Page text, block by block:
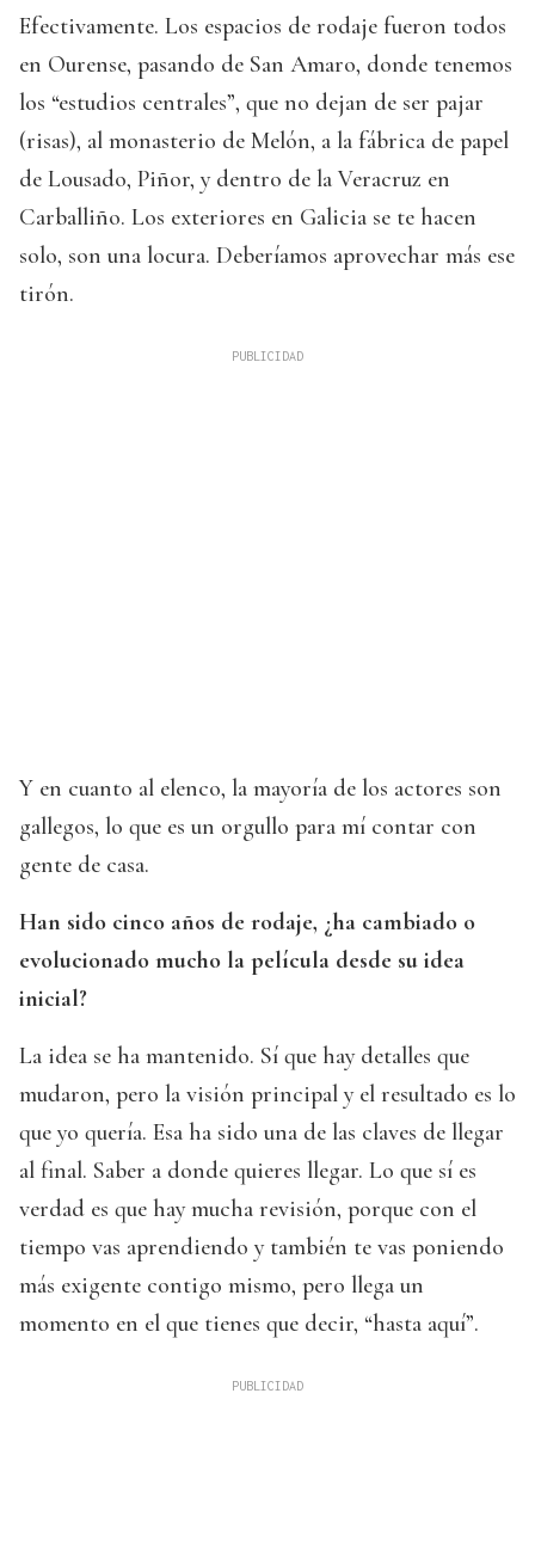
Efectivamente. Los espacios de rodaje fueron todos
en Ourense, pasando de San Amaro, donde tenemos
los “estudios centrales”, que no dejan de ser pajar
(risas), al monasterio de Melón, a la fábrica de papel
de Lousado, Piñor, y dentro de la Veracruz en
Carballiño. Los exteriores en Galicia se te hacen
solo, son una locura. Deberíamos aprovechar más ese
tirón.
Y en cuanto al elenco, la mayoría de los actores son
gallegos, lo que es un orgullo para mí contar con
gente de casa.
Han sido cinco años de rodaje, ¿ha cambiado o
evolucionado mucho la película desde su idea
inicial?
La idea se ha mantenido. Sí que hay detalles que
mudaron, pero la visión principal y el resultado es lo
que yo quería. Esa ha sido una de las claves de llegar
al final. Saber a donde quieres llegar. Lo que sí es
verdad es que hay mucha revisión, porque con el
tiempo vas aprendiendo y también te vas poniendo
más exigente contigo mismo, pero llega un
momento en el que tienes que decir, “hasta aquí”.